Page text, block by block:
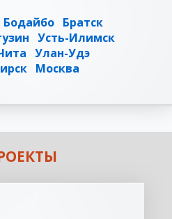
Бодайбо Братск
Усть-Илимск
Улан-Удэ
Москва